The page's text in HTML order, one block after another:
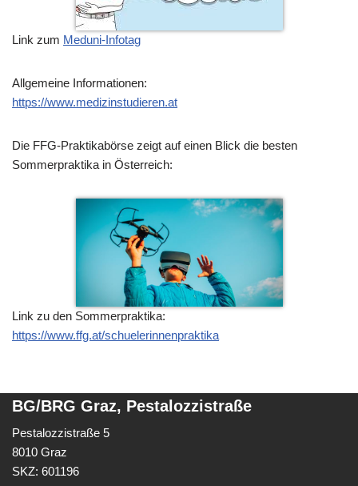
Link zum Meduni-Infotag
Allgemeine Informationen:
https://www.medizinstudieren.at
Die FFG-Praktikabörse zeigt auf einen Blick die besten
Sommerpraktika in Österreich:
Link zu den Sommerpraktika:
https://www.ffg.at/schuelerinnenpraktika
BG/BRG Graz, Pestalozzistraße
Pestalozzistraße 5
8010 Graz
SKZ: 601196